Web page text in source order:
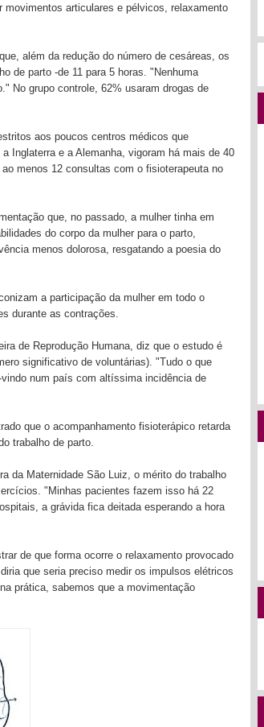
articulares e pélvicos, relaxamento
além da redução do número de cesáreas, os
de parto -de 11 para 5 horas. "Nenhuma
No grupo controle, 62% usaram drogas de
aos poucos centros médicos que
Inglaterra e a Alemanha, vigoram há mais de 40
menos 12 consultas com o fisioterapeuta no
que, no passado, a mulher tinha em
do corpo da mulher para o parto,
menos dolorosa, resgatando a poesia do
a participação da mulher em todo o
durante as contrações.
de Reprodução Humana, diz que o estudo é
significativo de voluntárias). "Tudo o que
num país com altíssima incidência de
que o acompanhamento fisioterápico retarda
trabalho de parto.
da Maternidade São Luiz, o mérito do trabalho
"Minhas pacientes fazem isso há 22
a grávida fica deitada esperando a hora
de que forma ocorre o relaxamento provocado
que seria preciso medir os impulsos elétricos
prática, sabemos que a movimentação